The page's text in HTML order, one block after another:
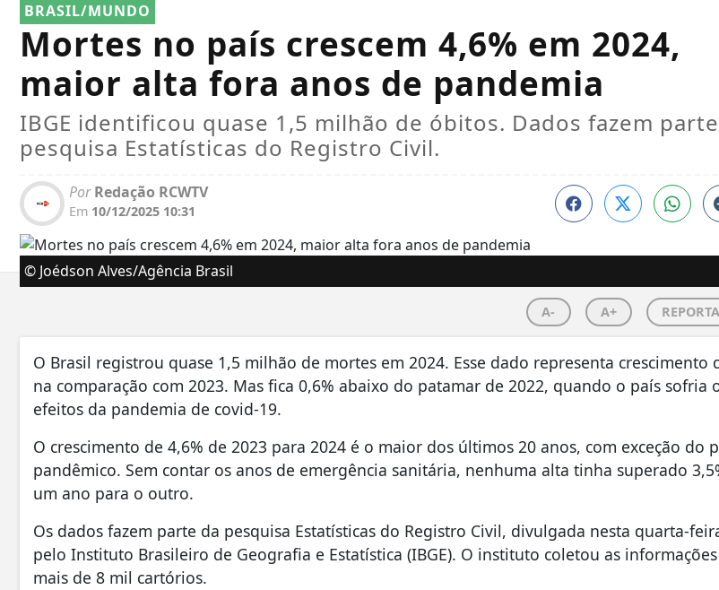
BRASIL/MUNDO
Mortes no país crescem 4,6% em 2024,
maior alta fora anos de pandemia
IBGE identificou quase 1,5 milhão de óbitos. Dados fazem
pesquisa Estatísticas do Registro Civil.
PorRedação RCWTV
Em 10/12/2025 10:31
© Joédson Alves/Agência Brasil
A- A+
O Brasil registrou quase 1,5 milhão de mortes em 2024. Esse dado representa crescimento
na comparação com 2023. Mas fica 0,6% abaixo do patamar de 2022, quando o país sofria
efeitos da pandemia de covid-19.
O crescimento de 4,6% de 2023 para 2024 é o maior dos últimos 20 anos, com exceção do
pandêmico. Sem contar os anos de emergência sanitária, nenhuma alta tinha superado
um ano para o outro.
Os dados fazem parte da pesquisa Estatísticas do Registro Civil, divulgada nesta quarta-
pelo Instituto Brasileiro de Geografia e Estatística (IBGE). O instituto coletou as
mais de 8 mil cartórios.